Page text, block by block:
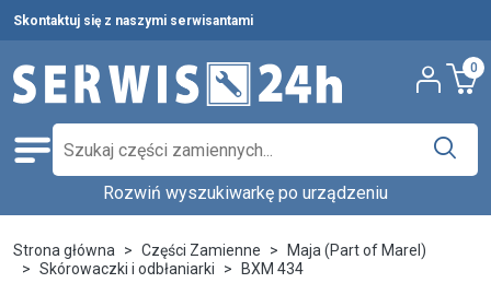
Skontaktuj się z naszymi serwisantami
0
Części zamienne
Pełna oferta
aby znaleźć części w katalogu.
Rozwiń wyszukiwarkę po urządzeniu
Strona główna Części Zamienne
Maja (Part of Marel)
Skórowaczki i odbłaniarki
BXM 434